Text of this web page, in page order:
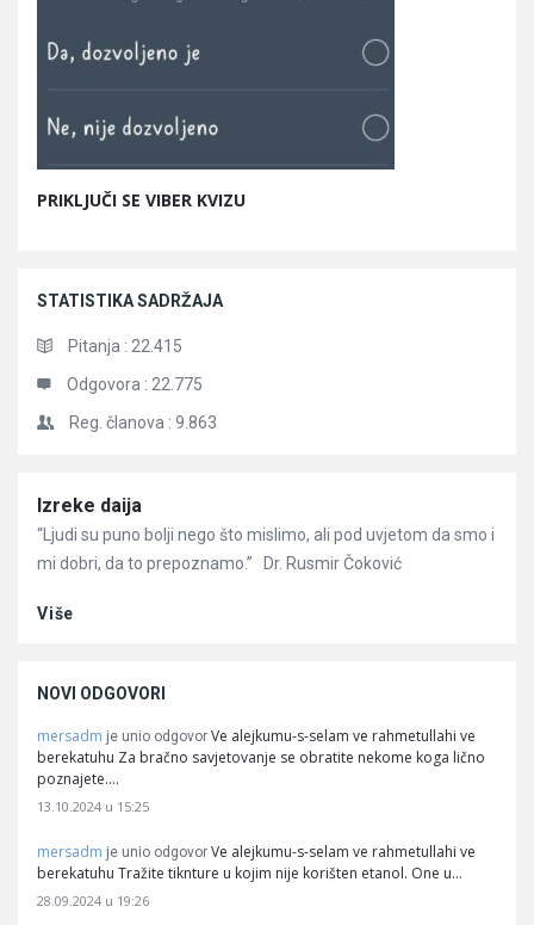
PRIKLJUČI SE VIBER KVIZU
STATISTIKA SADRŽAJA
Pitanja : 22.415
Odgovora : 22.775
Reg. članova : 9.863
Članci
Izreke daija
“Ljudi su puno bolji nego što mislimo, ali pod uvjetom da smo i
mi dobri, da to prepoznamo.” Dr. Rusmir Čoković
Više
NOVI ODGOVORI
mersadm je unio odgovor Ve alejkumu-s-selam ve rahmetullahi ve
berekatuhu Za bračno savjetovanje se obratite nekome koga lično
poznajete.…
13.10.2024 u 15:25
mersadm je unio odgovor Ve alejkumu-s-selam ve rahmetullahi ve
berekatuhu Tražite tiknture u kojim nije korišten etanol. One u…
28.09.2024 u 19:26